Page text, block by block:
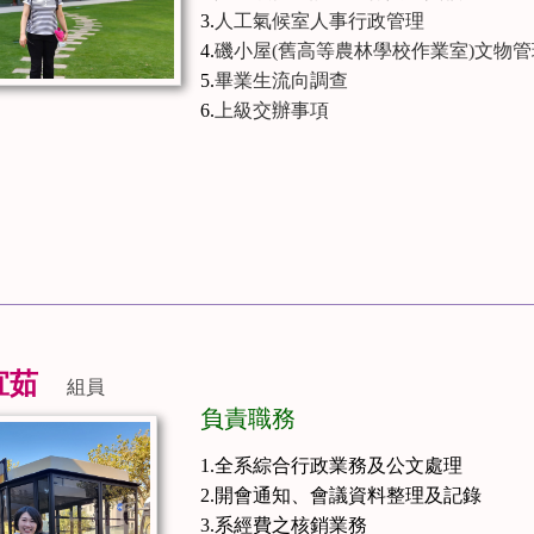
3. 人工氣候室人事行政管理
4.磯小屋(舊高等農林學校作業室)文物
5.畢業生流向調查
6. 上級交辦事項
茹 組員
負責職務
1.全系綜合行政業務及公文處理
2.開會通知、會議資料整理及記錄
3.系經費之核銷業務